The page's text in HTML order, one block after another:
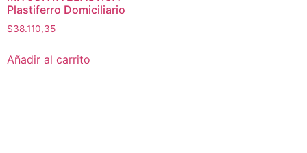
Plastiferro Domiciliario
$38.110,35
Añadir al carrito